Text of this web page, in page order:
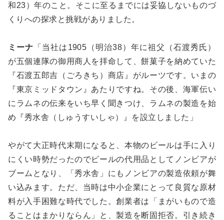
和23）年のこと。そこに至るまでには妥協しないものづ
くりへの探求と挑戦がありました。
ミーナ 「当社は1905（明治38）年に祖父（石渡秀氏）
が五個連隊の御用商人を拝命して、餅菓子を納めていた
『石渡五郎吉（ごろきち）商店』がルーツです。いまの
『東京ミッドタウン』あたりですね。その後、海軍伝い
にラムネの伝来をいち早く聞きつけ、ラムネの製造を始
め『秀水舎（しゅうすいしゃ）』を設立しました」
やがて大正時代末期になると、本物のビールは手に入り
にくい時勢だったのでビールの代用品としてノンビアが
ブームとなり、「秀水舎」にもノンビアの製造依頼が舞
い込みます。ただ、当時は中小企業にとって良質な原材
料が入手困難な時代でした。創業者は「まがいもので造
ることはまかりならん」と、製造を断固拒否。引き続き